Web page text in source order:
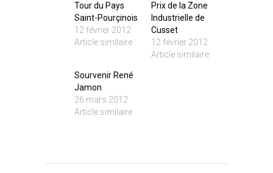
Tour du Pays
Saint-Pourçinois
12 février 2012
Article similaire
Prix de la Zone
Industrielle de
Cusset
12 février 2012
Article similaire
Sourvenir René
Jamon
26 mars 2012
Article similaire